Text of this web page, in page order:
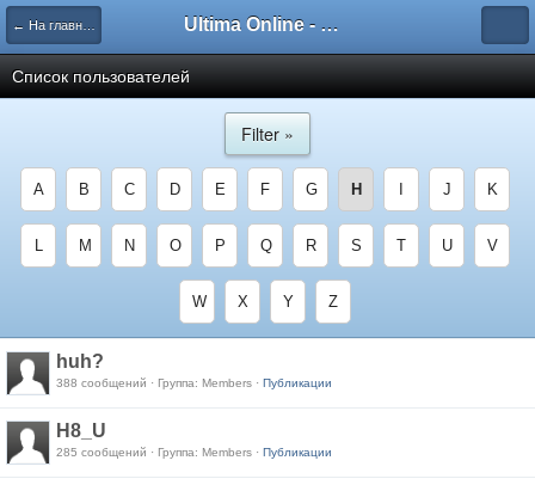
← На главную Ultima Online - Форум Русского сообщества игры
Список пользователей
Filter »
A B C D E F G H J K
L M N O P Q R S T U V
W X Y Z
huh?
388 сообщений · Группа: Members · Публикации
H8_U
285 сообщений · Группа: Members · Публикации